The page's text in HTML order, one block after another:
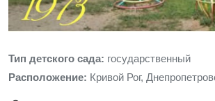
Тип детского сада: государственный
Расположение: Кривой Рог,